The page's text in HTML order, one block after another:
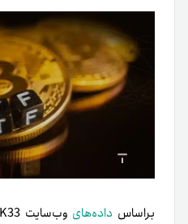
براساس داده‌های